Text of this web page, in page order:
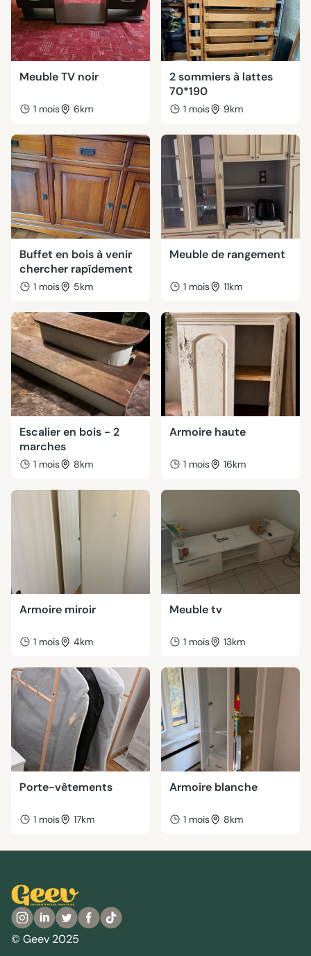
Meuble TV noir
1 mois 6km
2 sommiers à lattes
70*190
1 mois 9km
Buffet en bois à venir
chercher rapîdement
1 mois 5km
Meuble de rangement
1 mois 11km
Escalier en bois - 2
marches
1 mois 8km
Armoire haute
1 mois 16km
Armoire miroir
1 mois 4km
Meuble tv
1 mois 13km
Porte-vêtements
1 mois 17km
Armoire blanche
1 mois 8km
© Geev 2025